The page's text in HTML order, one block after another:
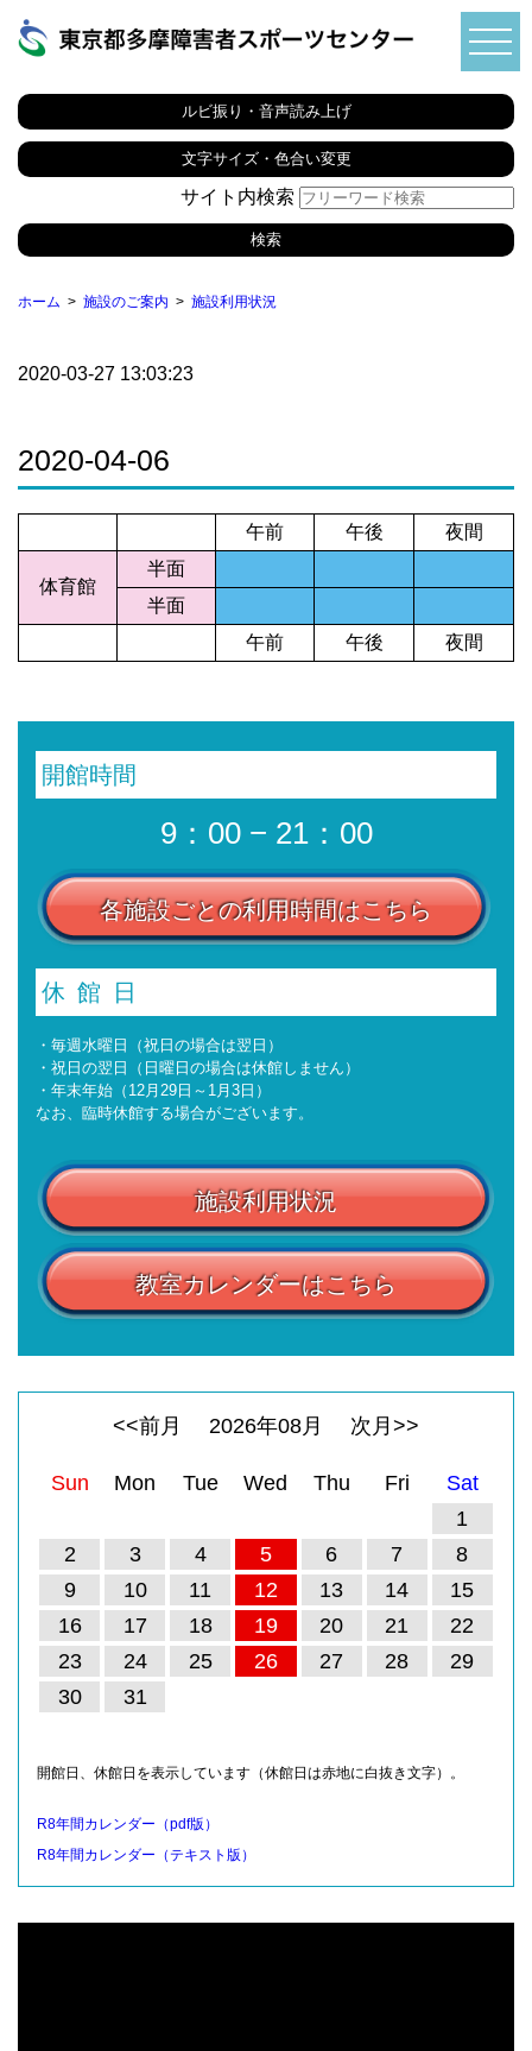
ルビ振り・音声読み上げ
文字サイズ・色合い変更
サイト内検索
ホーム 施設のご案内 施設利用状況
2020-03-27 13:03:23
2020-04-06
午前 午後 夜間
体育館
半面
半面
午前
午後 夜間
開館時間
9：00 − 21：00
各施設ごとの利用時間はこちら
休館日
・毎週水曜日（祝日の場合は翌日）
・祝日の翌日（日曜日の場合は休館しません）
・年末年始（12月29日～1月3日）
なお、臨時休館する場合がございます。
施設利用状況
教室カレンダーはこちら
<<前月 2026年08月 次月>>
Sun Mon Tue Wed Thu Fri
Sat
1
2
3 4 5 6 7
8
9
10 11 12 13 14
15
16
17 18 19 20 21
22
23
24 25 26 27 28
29
30
31
開館日、休館日を表示しています（休館日は赤地に白抜き文字）。
R8年間カレンダー（pdf版）
R8年間カレンダー（テキスト版）